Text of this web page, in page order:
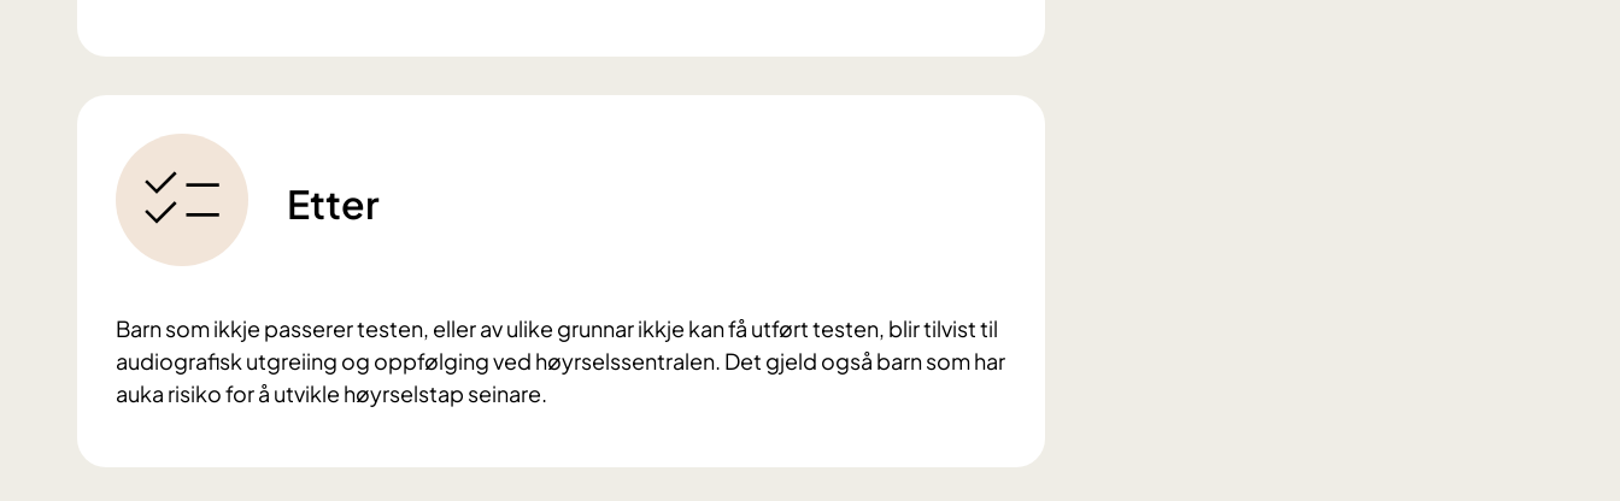
Etter
Barn som ikkje passerer testen, eller av ulike grunnar ikkje kan få utført testen, blir tilvist til
audiografisk utgreiing og oppfølging ved høyrselssentralen. Det gjeld også barn som har
auka risiko for å utvikle høyrselstap seinare.